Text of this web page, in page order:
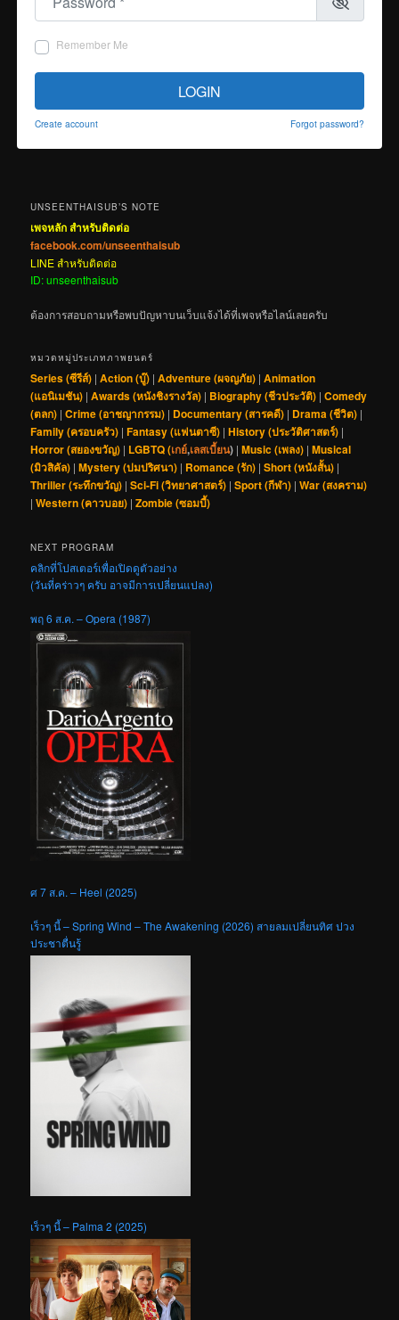
Remember Me
LOGIN
Create account Forgot password?
UNSEENTHAISUB’S NOTE
เพจหลัก สำหรับติดต่อ
facebook.com/unseenthaisub
LINE สำหรับติดต่อ
ID: unseenthaisub
ต้องการสอบถามหรือพบปัญหาบนเว็บแจ้งได้ที่เพจหรือไลน์เลยครับ
หมวดหมู่ประเภทภาพยนตร์
Series (ซีรีส์) |Action (บู๊) |Adventure (ผจญภัย) |Animation
(แอนิเมชัน) |Awards (หนังชิงรางวัล) | Biography (ชีวประวัติ) |Comedy
(ตลก) |Crime (อาชญากรรม) | Documentary (สารคดี) | Drama (ชีวิต) |
Family (ครอบครัว) |Fantasy (แฟนตาซี) |History (ประวัติศาสตร์) |
Horror (สยองขวัญ) | LGBTQ (เกย์,เลสเบี้ยน) |Music (เพลง) |Musical
(มิวสิคัล) |Mystery (ปมปริศนา) | Romance (รัก) |Short (หนังสั้น) |
Thriller (ระทึกขวัญ) |Sci-Fi (วิทยาศาสตร์) |Sport (กีฬา) |War (สงคราม)
|Western (คาวบอย) |Zombie (ซอมบี้)
NEXT PROGRAM
คลิกที่โปสเตอร์เพื่อเปิดดูตัวอย่าง
(วันที่คร่าวๆ ครับ อาจมีการเปลี่ยนแปลง)
พฤ 6 ส.ค. – Opera (1987)
ศ 7 ส.ค. – Heel (2025)
เร็วๆ นี้ – Spring Wind – The Awakening (2026) สายลมเปลี่ยนทิศ ปวง
ประชาตื่นรู้
เร็วๆ นี้ – Palma 2 (2025)